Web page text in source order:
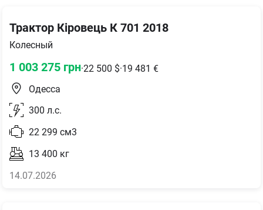
Трактор Кіровець К 701 2018
Колесный
1 003 275 грн·22 500 $·19 481 €
Одесса
300 л.с.
22 299 см3
13 400 кг
14.07.2026